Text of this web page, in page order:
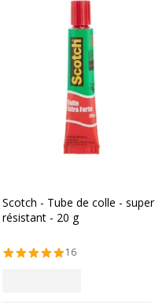
Scotch - Tube de colle - super
résistant - 20 g
16